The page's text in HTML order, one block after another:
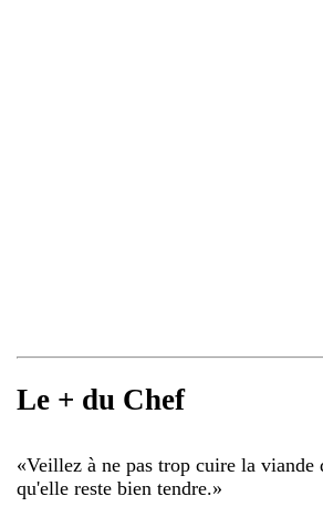
Le + du Chef
«Veillez à ne pas trop cuire la viande
qu'elle reste bien tendre.»